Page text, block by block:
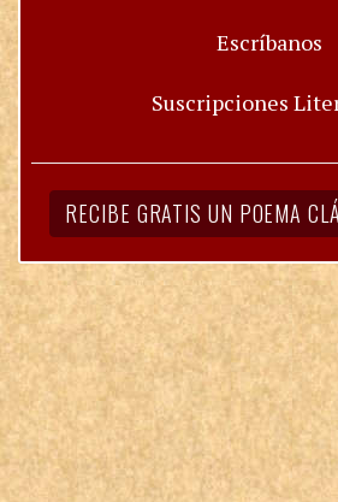
Escríbanos
Suscripciones
RECIBE GRATIS UN POEMA